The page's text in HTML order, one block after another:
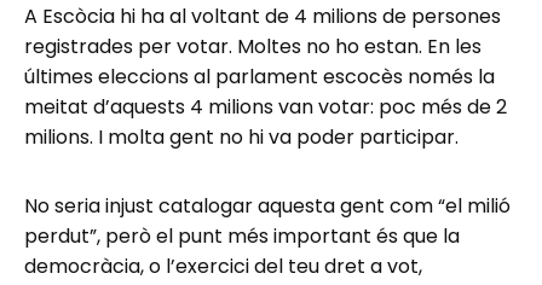
A Escòcia hi ha al voltant de 4 milions de persones
registrades per votar. Moltes no ho estan. En les
últimes eleccions al parlament escocès només la
meitat d’aquests 4 milions van votar: poc més de 2
milions. I molta gent no hi va poder participar.
No seria injust catalogar aquesta gent com “el milió
perdut”, però el punt més important és que la
democràcia, o l’exercici del teu dret a vot,